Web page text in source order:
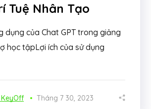
Tuệ Nhân Tạo
dụng của Chat GPT trong giảng
học tậpLợi ích của sử dụng
Tháng 7 30, 2023